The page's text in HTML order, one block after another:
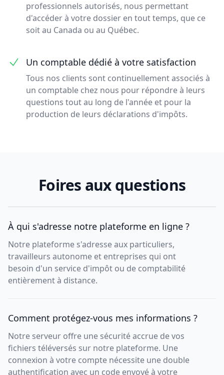
professionnels autorisés, nous permettant
d'accéder à votre dossier en tout temps, que ce
soit au Canada ou au Québec.
Un comptable dédié à votre satisfaction
Tous nos clients sont continuellement associés à
un comptable chez nous pour répondre à leurs
questions tout au long de l'année et pour la
production de leurs déclarations d'impôts.
Foires aux questions
À qui s'adresse notre plateforme en ligne ?
Notre plateforme s'adresse aux particuliers,
travailleurs autonome et entreprises qui ont
besoin d'un service d'impôt ou de comptabilité
entièrement à distance.
Comment protégez-vous mes informations ?
Notre serveur offre une sécurité accrue de vos
fichiers téléversés sur notre plateforme. Une
connexion à votre compte nécessite une double
authentification avec un code envoyé à votre